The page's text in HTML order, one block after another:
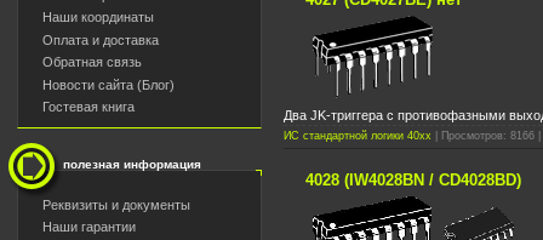
Наши координаты
Оплата и доставка
Обратная связь
Новости сайта (Блог)
Гостевая книга
полезная информация
Реквизиты и документы
Наши гарантии
Два JK-триггера c противофазными
ИС стандартной логики 40xx | Просмотров: 8166
4028 (IW4028BN / CD4028BD)